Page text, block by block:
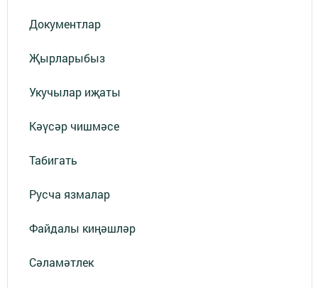
Документлар
Җырларыбыз
Укучылар иҗаты
Кәүсәр чишмәсе
Табигать
Русча язмалар
Файдалы киңәшләр
Сәламәтлек